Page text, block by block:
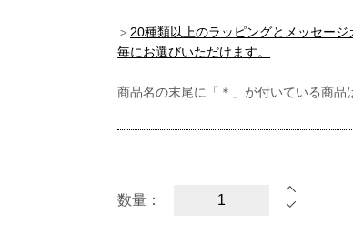
＞ 20種類以上のラッピングとメッセー
毎にお選びいただけます。
商品名の末尾に「＊」が付いている商品
数量：